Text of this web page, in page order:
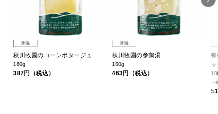
常温
秋川牧園のコーンポタージュ
180g
387円（税込）
常温
秋川牧園の参鶏湯
160g
463円（税込）